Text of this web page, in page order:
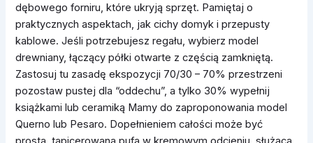
dębowego forniru, które ukryją sprzęt. Pamiętaj o
praktycznych aspektach, jak cichy domyk i przepusty
kablowe. Jeśli potrzebujesz regału, wybierz model
drewniany, łączący półki otwarte z częścią zamkniętą.
Zastosuj tu zasadę ekspozycji 70/30 – 70% przestrzeni
pozostaw pustej dla “oddechu”, a tylko 30% wypełnij
książkami lub ceramiką Mamy do zaproponowania model
Querno lub Pesaro. Dopełnieniem całości może być